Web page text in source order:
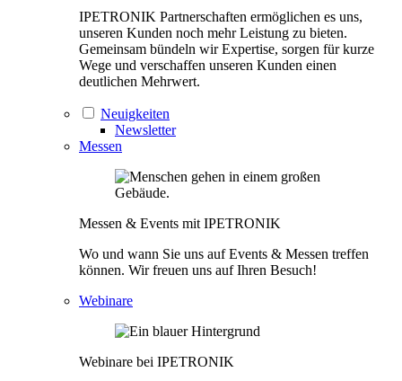
IPETRONIK Partnerschaften ermöglichen es uns,
unseren Kunden noch mehr Leistung zu bieten.
Gemeinsam bündeln wir Expertise, sorgen für kurze
Wege und verschaffen unseren Kunden einen
deutlichen Mehrwert.
Neuigkeiten
Newsletter
Messen
Messen & Events mit IPETRONIK
Wo und wann Sie uns auf Events & Messen treffen
können. Wir freuen uns auf Ihren Besuch!
Webinare
Webinare bei IPETRONIK